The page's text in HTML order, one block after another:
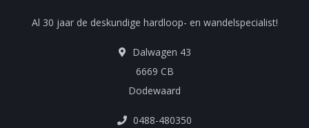
Al 30 jaar de deskundige hardloop- en wandelspecialist!
Dalwagen 43
6669 CB
Dodewaard
0488-480350